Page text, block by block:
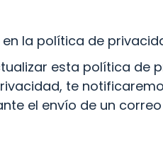
la política de
esta política de
te
el envío de un